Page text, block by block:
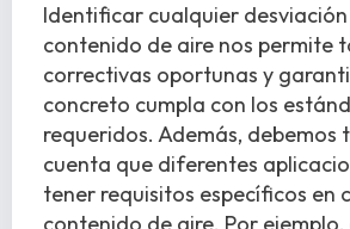
Identificar cualquier desviación
contenido de aire nos permite
correctivas oportunas y
concreto cumpla con los
requeridos. Además, debemos
cuenta que diferentes
tener requisitos específicos en